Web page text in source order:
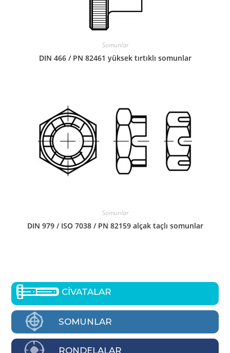
Somunlar
DIN 466 / PN 82461 yüksek tırtıklı somunlar
Somunlar
DIN 979 / ISO 7038 / PN 82159 alçak taçlı somunlar
CİVATALAR
SOMUNLAR
RONDELALAR